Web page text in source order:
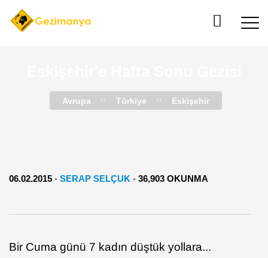
Avrupa Türkiye Eskişehir
06.02.2015 - SERAP SELÇUK - 36,903 OKUNMA
Bir Cuma günü 7 kadın düştük yollara...